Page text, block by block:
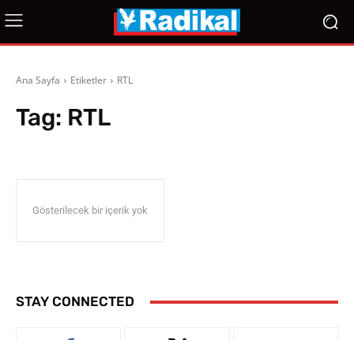
Ana Sayfa Etiketler RTL
Tag: RTL
Gösterilecek bir içerik yok
STAY CONNECTED